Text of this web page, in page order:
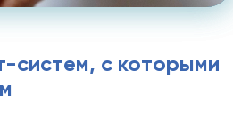
систем, с которыми